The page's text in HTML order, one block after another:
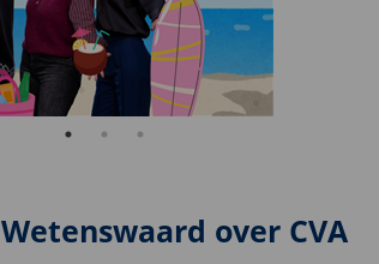
Wetenswaard over CVA